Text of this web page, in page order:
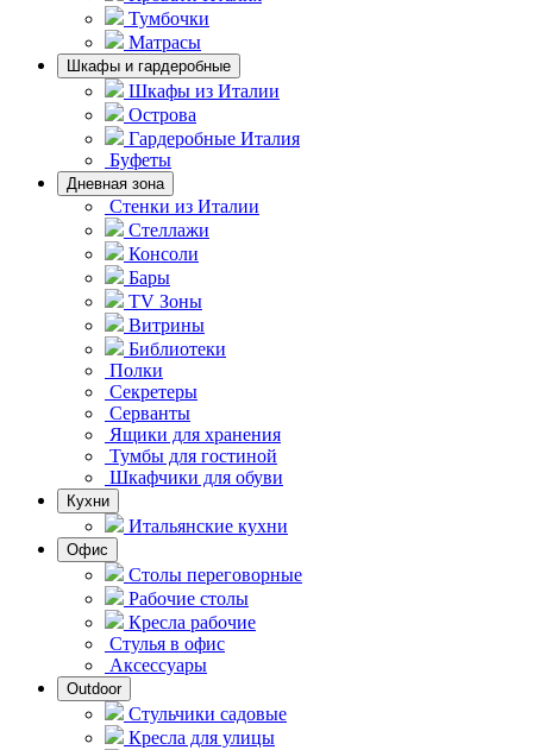
Тумбочки
Матрасы
Шкафы и гардеробные
Шкафы из Италии
Острова
Гардеробные Италия
Буфеты
Дневная зона
Стенки из Италии
Стеллажи
Консоли
Бары
TV Зоны
Витрины
Библиотеки
Полки
Секретеры
Серванты
Ящики для хранения
Тумбы для гостиной
Шкафчики для обуви
Кухни
Итальянские кухни
Офис
Столы переговорные
Рабочие столы
Кресла рабочие
Стулья в офис
Аксессуары
Outdoor
Стульчики садовые
Кресла для улицы